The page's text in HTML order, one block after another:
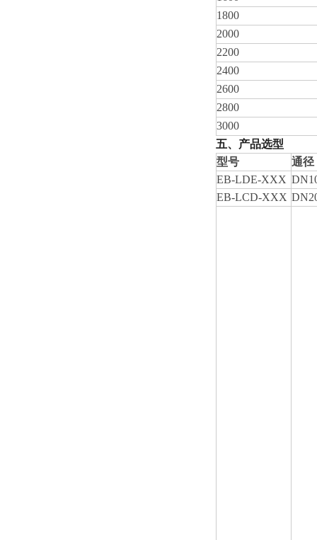
1800
2000
2200
2400
2600
2800
3000
五、产品选型
型号
通径
EB-LDE-XXX
EB-LCD-XXX